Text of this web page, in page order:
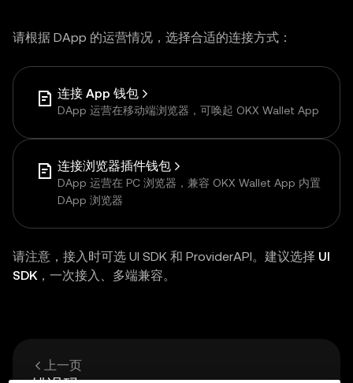
请根据 DApp 的运营情况，选择合适的连接方式：
连接 App 钱包
DApp 运营在移动端浏览器，可唤起 OKX Wallet App
连接浏览器插件钱包
DApp 运营在 PC 浏览器，兼容 OKX Wallet App 内置
DApp 浏览器
请注意，接入时可选 UI SDK 和 ProviderAPI。建议选择 UI
SDK，一次接入、多端兼容。
上一页